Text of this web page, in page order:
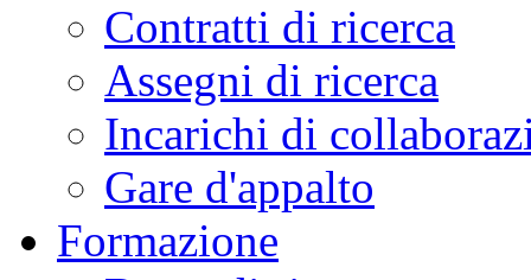
Contratti di ricerca
Assegni di ricerca
Incarichi di
Gare d'appalto
Formazione